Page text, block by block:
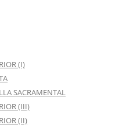
(I)
SACRAMENTAL
(III)
(II)